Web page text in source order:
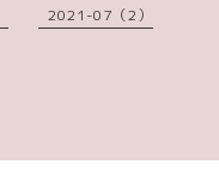
2021-07（2）